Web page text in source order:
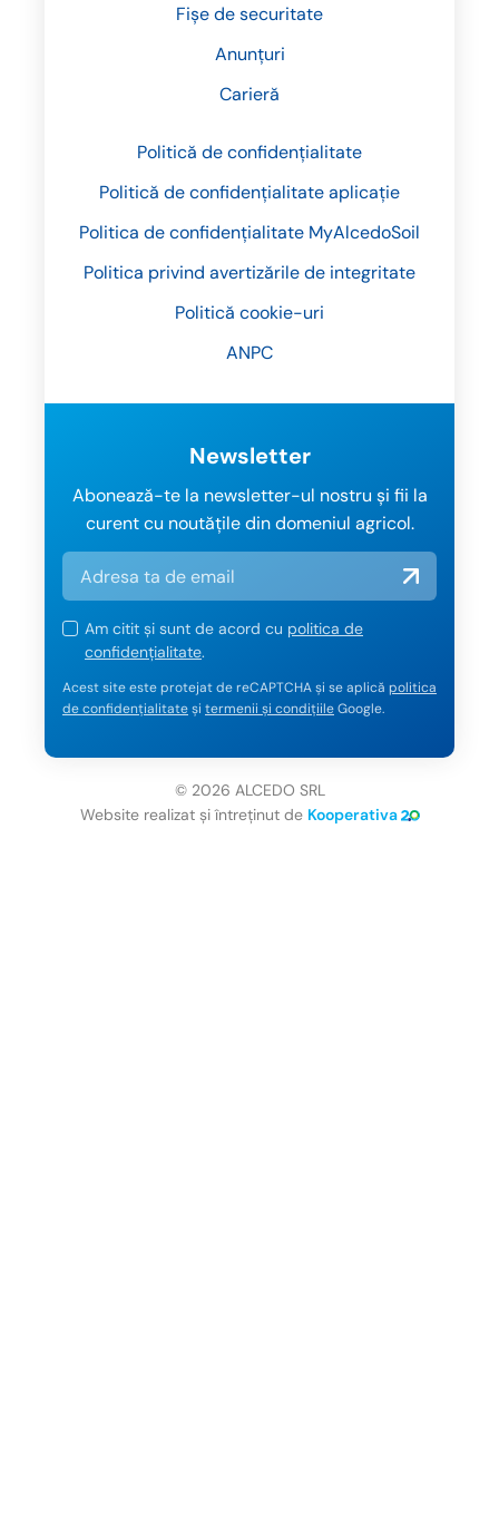
Fișe de securitate
Anunțuri
Carieră
Politică de confidențialitate
Politică de confidențialitate aplicație
Politica de confidențialitate MyAlcedoSoil
Politica privind avertizările de integritate
Politică cookie-uri
ANPC
Newsletter
Abonează-te la newsletter-ul nostru și fii la
curent cu noutățile din domeniul agricol.
Am citit și sunt de acord cu politica de
confidențialitate.
Acest site este protejat de reCAPTCHA și se aplică politica
de confidențialitateși termenii și condițiileGoogle.
© 2026 ALCEDO SRL
Website realizat și întreținut de Kooperativa